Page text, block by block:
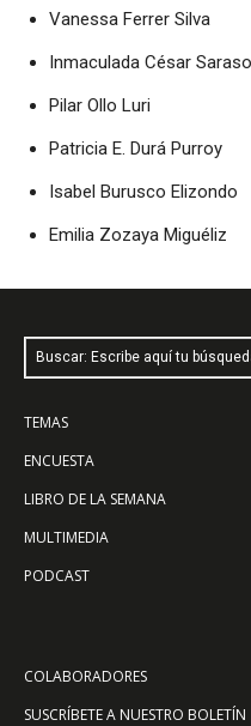
Vanessa Ferrer Silva
Inmaculada César
Pilar Ollo Luri
Patricia E. Durá Purroy
Isabel Burusco Elizondo
Emilia Zozaya Miguéliz
Buscar: Escribe aquí tu
TEMAS
ENCUESTA
LIBRO DE LA SEMANA
MULTIMEDIA
PODCAST
COLABORADORES
SUSCRÍBETE A NUESTRO BOLETÍN